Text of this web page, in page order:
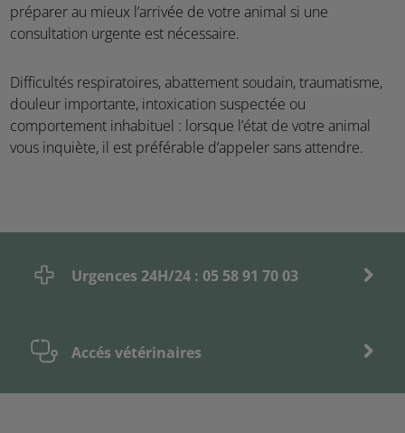
préparer au mieux l’arrivée de votre animal si une
consultation urgente est nécessaire.
Difficultés respiratoires, abattement soudain, traumatisme,
douleur importante, intoxication suspectée ou
comportement inhabituel : lorsque l’état de votre animal
vous inquiète, il est préférable d’appeler sans attendre.
Urgences 24H/24 : 05 58 91 70 03
Accés vétérinaires